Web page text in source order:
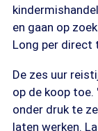
en gaan op
Long per direct
De zes uur
op de koop toe.
onder druk te
laten werken.